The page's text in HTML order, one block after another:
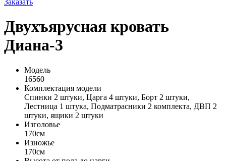
Заказать
Двухъярусная кровать
Диана-3
Модель
16560
Комплектация модели
Спинки 2 штуки, Царга 4 штуки, Борт 2 штуки,
Лестница 1 штука, Подматрасники 2 комплекта, ДВП 2
штуки, ящики 2 штуки
Изголовье
170см
Изножье
170см